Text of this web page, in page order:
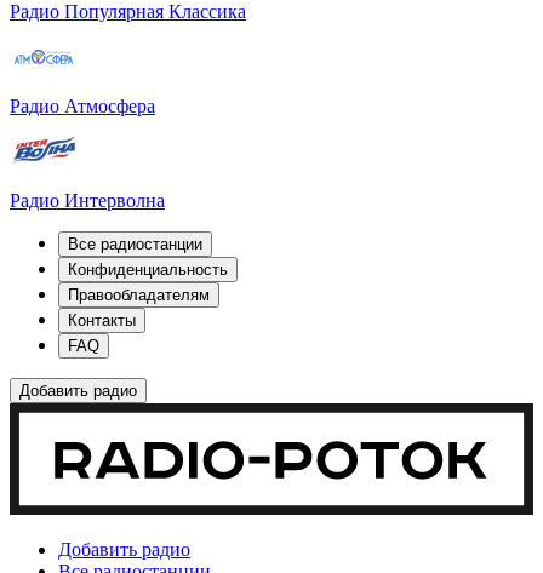
Радио Популярная Классика
Радио Атмосфера
Радио Интерволна
Все радиостанции
Конфиденциальность
Правообладателям
Контакты
FAQ
Добавить радио
Добавить радио